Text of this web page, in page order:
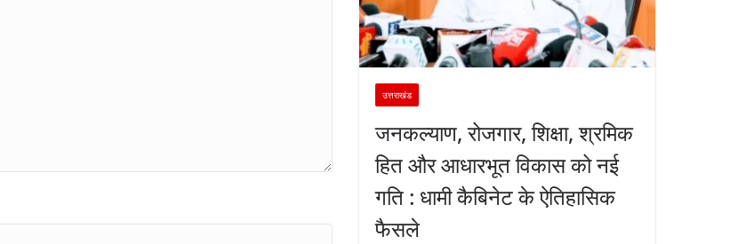
उत्तराखंड
जनकल्याण, रोजगार, शिक्षा, श्रमिक
हित और आधारभूत विकास को नई
गति : धामी कैबिनेट के ऐतिहासिक
फैसले